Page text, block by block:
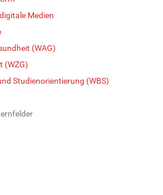
Medien
(WAG)
(WZG)
Studienorientierung (WBS)